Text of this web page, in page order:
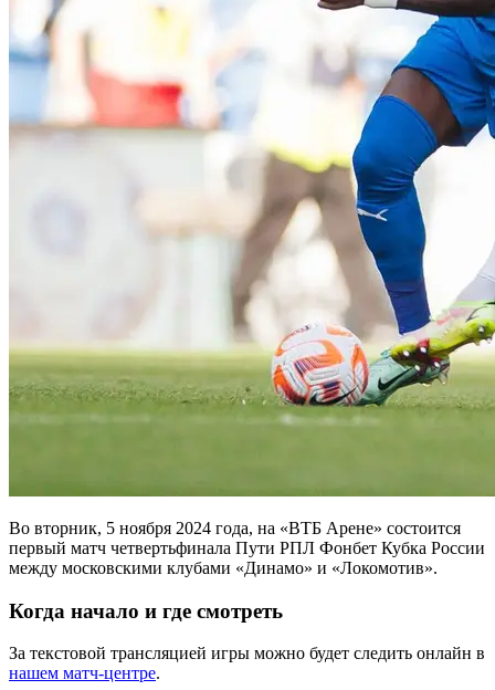
Во вторник, 5 ноября 2024 года, на «ВТБ Арене» состоится
первый матч четвертьфинала Пути РПЛ Фонбет Кубка России
между московскими клубами «Динамо» и «Локомотив».
Когда начало и где смотреть
За текстовой трансляцией игры можно будет следить онлайн в
нашем матч-центре.